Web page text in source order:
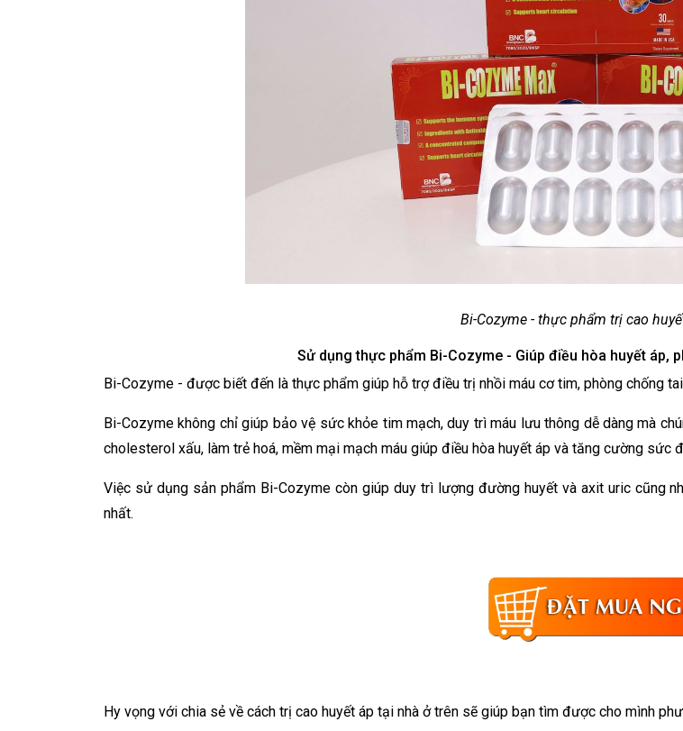
Bi-Cozyme - thực phẩm trị cao
Sử dụng thực phẩm Bi-Cozyme - Giúp điều hòa huyết áp,
Bi-Cozyme - được biết đến là thực phẩm giúp hỗ trợ điều trị nhồi máu cơ tim, phòng chống
Bi-Cozyme không chỉ giúp bảo vệ sức khỏe tim mạch, duy trì máu lưu thông dễ dàng mà
cholesterol xấu, làm trẻ hoá, mềm mại mạch máu giúp điều hòa huyết áp và tăng cường sức
Việc sử dụng sản phẩm Bi-Cozyme còn giúp duy trì lượng đường huyết và axit uric cũng
nhất.
Hy vọng với chia sẻ về cách trị cao huyết áp tại nhà ở trên sẽ giúp bạn tìm được cho mình